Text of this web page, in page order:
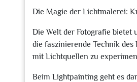
Die Magie der Lichtmalerei:
Die Welt der Fotografie
die faszinierende Technik
mit Lichtquellen zu
Beim Lightpainting geht es